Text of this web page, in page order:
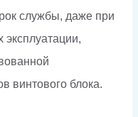
службы, даже при
эксплуатации,
винтового блока.